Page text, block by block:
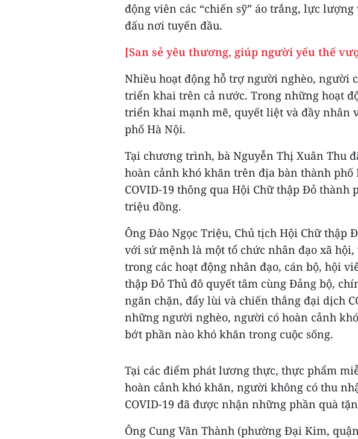
động viên các “chiến sỹ” áo trắng, lực
đấu nơi tuyến đầu.
[San sẻ yêu thương, giúp người yếu thế
Nhiều hoạt động hỗ trợ người nghèo, người
triển khai trên cả nước. Trong những hoạt
triển khai mạnh mẽ, quyết liệt và đầy nhân
phố Hà Nội.
Tại chương trình, bà Nguyễn Thị Xuân Thu
hoàn cảnh khó khăn trên địa bàn thành
COVID-19 thông qua Hội Chữ thập Đỏ thành
triệu đồng.
Ông Đào Ngọc Triệu, Chủ tịch Hội Chữ thập
với sứ mệnh là một tổ chức nhân đạo xã
trong các hoạt động nhân đạo, cán bộ, hội
thập Đỏ Thủ đô quyết tâm cùng Đảng bộ,
ngăn chặn, đẩy lùi và chiến thắng đại dịch
những người nghèo, người có hoàn cảnh
bớt phần nào khó khăn trong cuộc sống.
Tại các điểm phát lương thực, thực phẩm
hoàn cảnh khó khăn, người không có thu
COVID-19 đã được nhận những phần quà
Ông Cung Văn Thành (phường Đại Kim,